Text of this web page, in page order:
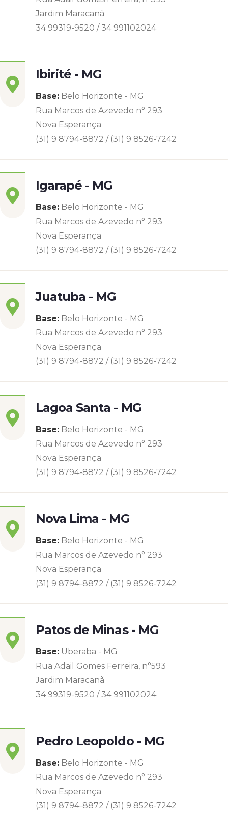
Jardim Maracanã
34 99319-9520 / 34 991102024
Ibirité - MG
Base: Belo Horizonte - MG
Rua Marcos de Azevedo n° 293
Nova Esperança
(31) 9 8794-8872 / (31) 9 8526-7242
Igarapé - MG
Base: Belo Horizonte - MG
Rua Marcos de Azevedo n° 293
Nova Esperança
(31) 9 8794-8872 / (31) 9 8526-7242
Juatuba - MG
Base: Belo Horizonte - MG
Rua Marcos de Azevedo n° 293
Nova Esperança
(31) 9 8794-8872 / (31) 9 8526-7242
Lagoa Santa - MG
Base: Belo Horizonte - MG
Rua Marcos de Azevedo n° 293
Nova Esperança
(31) 9 8794-8872 / (31) 9 8526-7242
Nova Lima - MG
Base: Belo Horizonte - MG
Rua Marcos de Azevedo n° 293
Nova Esperança
(31) 9 8794-8872 / (31) 9 8526-7242
Patos de Minas - MG
Base: Uberaba - MG
Rua Adail Gomes Ferreira, n°593
Jardim Maracanã
34 99319-9520 / 34 991102024
Pedro Leopoldo - MG
Base: Belo Horizonte - MG
Rua Marcos de Azevedo n° 293
Nova Esperança
(31) 9 8794-8872 / (31) 9 8526-7242